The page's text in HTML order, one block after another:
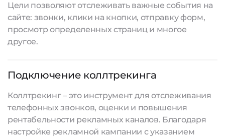
Цели позволяют отслеживать важные события на
сайте: звонки, клики на кнопки, отправку форм,
просмотр определенных страниц и многое
другое.
Подключение коллтрекинга
Коллтрекинг – это инструмент для отслеживания
телефонных звонков, оценки и повышения
рентабельности рекламных каналов. Благодаря
настройке рекламной кампании с указанием